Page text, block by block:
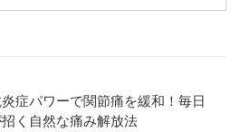
症パワーで関節痛を緩和！毎日
く自然な痛み解放法